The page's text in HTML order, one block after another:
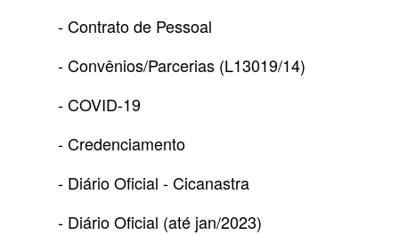
- Contrato de Pessoal
- Convênios/Parcerias (L13019/14)
- COVID-19
- Credenciamento
- Diário Oficial - Cicanastra
- Diário Oficial (até jan/2023)